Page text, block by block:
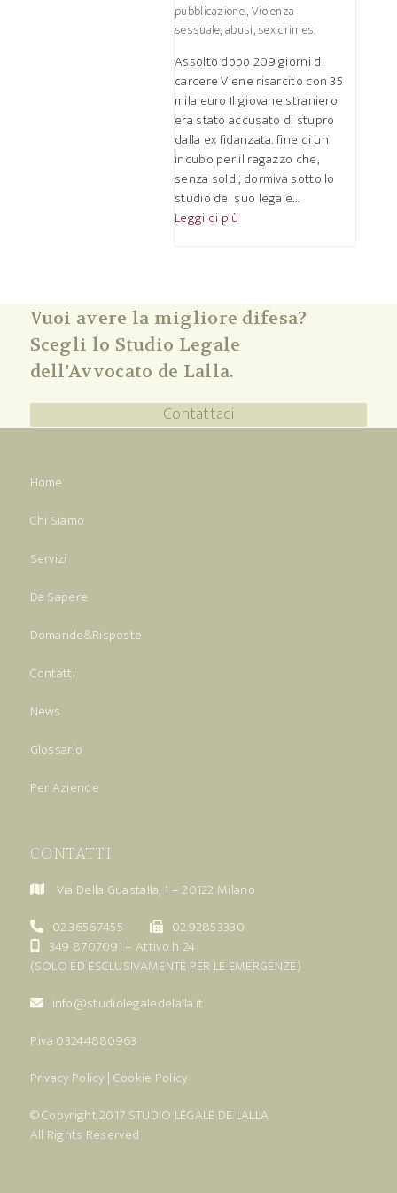
pubblicazione.,Violenza
sessuale, abusi, sex crimes.
Assolto dopo 209 giorni di
carcere Viene risarcito con 35
mila euro Il giovane straniero
era stato accusato di stupro
dalla ex fidanzata. fine di un
incubo per il ragazzo che,
senza soldi, dormiva sotto lo
studio del suo legale…
Leggi di più
Vuoi avere la migliore difesa?
Scegli lo Studio Legale
dell'Avvocato de Lalla.
Contattaci
Home
Chi Siamo
Servizi
Da Sapere
Domande&Risposte
Contatti
News
Glossario
Per Aziende
CONTATTI
Via Della Guastalla, 1 – 20122 Milano
02.36567455
02.92853330
349 8707091 – Attivo h 24
(SOLO ED ESCLUSIVAMENTE PER LE EMERGENZE)
info@studiolegaledelalla.it
P.iva 03244880963
Privacy Policy | Cookie Policy
© Copyright 2017 STUDIO LEGALE DE LALLA
All Rights Reserved